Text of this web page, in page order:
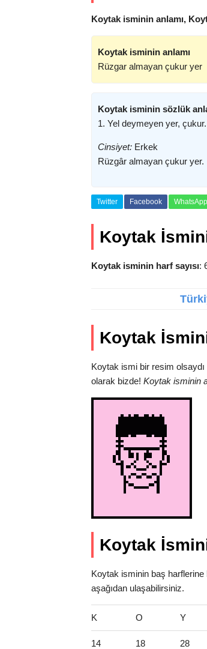
Koytak isminin anlamı,
Koytak isminin anlamı
Rüzgar almayan çukur yer
Koytak isminin sözlük
1. Yel deymeyen yer,
Cinsiyet: Erkek
Rüzgâr almayan çukur yer.
Twitter Facebook WhatsApp
Koytak
Koytak isminin harf sayısı:
Koytak
Koytak ismi bir resim
olarak bizde! Koytak isminin
Koytak
Koytak isminin baş harflerine
aşağıdan ulaşabilirsiniz.
K O Y
14 18 28